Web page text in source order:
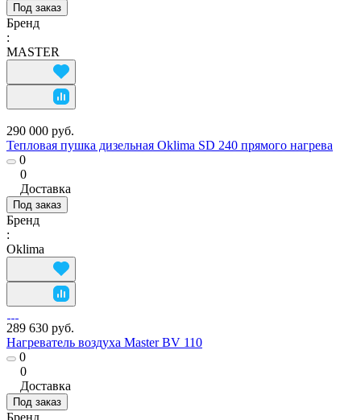
Под заказ
Бренд
:
MASTER
290 000 руб.
Тепловая пушка дизельная Oklima SD 240 прямого нагрева
0
0
Доставка
Под заказ
Бренд
:
Oklima
289 630 руб.
Нагреватель воздуха Master BV 110
0
0
Доставка
Под заказ